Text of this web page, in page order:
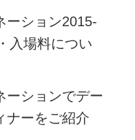
ーション2015-
入場料につい
ーションでデー
ナーをご紹介